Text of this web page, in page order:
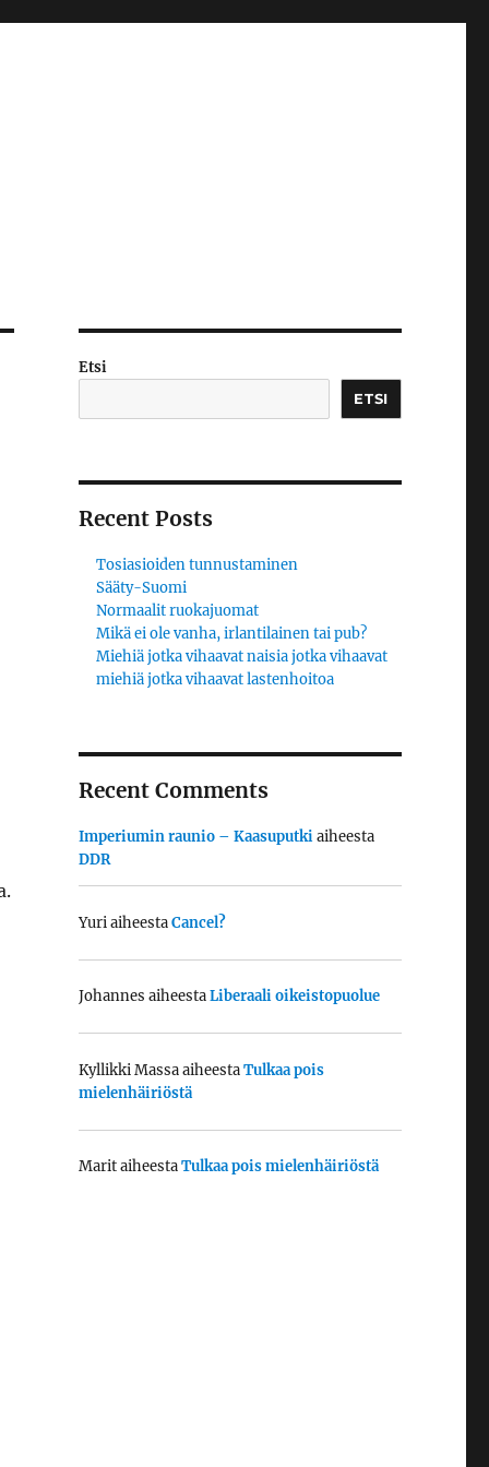
Etsi
ETSI
Recent Posts
Tosiasioiden tunnustaminen
Sääty-Suomi
Normaalit ruokajuomat
Mikä ei ole vanha, irlantilainen tai pub?
Miehiä jotka vihaavat naisia jotka vihaavat
miehiä jotka vihaavat lastenhoitoa
Recent Comments
Imperiumin raunio – Kaasuputkiaiheesta
DDR
YuriaiheestaCancel?
Johannes aiheestaLiberaali oikeistopuolue
Kyllikki MassaaiheestaTulkaa pois
mielenhäiriöstä
MaritaiheestaTulkaa pois mielenhäiriöstä